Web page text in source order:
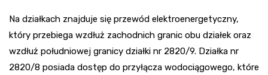
Na działkach znajduje się przewód elektroenergetyczny,
który przebiega wzdłuż zachodnich granic obu działek oraz
wzdłuż południowej granicy działki nr 2820/9. Działka nr
2820/8 posiada dostęp do przyłącza wodociągowego, które